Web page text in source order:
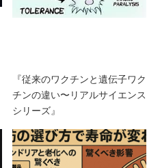
『従来のワクチンと遺伝子ワク
チンの違い〜リアルサイエンス
シリーズ』